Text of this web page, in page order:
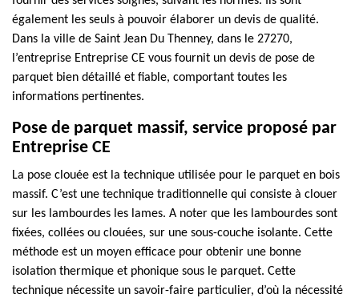
également les seuls à pouvoir élaborer un devis de qualité.
Dans la ville de Saint Jean Du Thenney, dans le 27270,
l’entreprise Entreprise CE vous fournit un devis de pose de
parquet bien détaillé et fiable, comportant toutes les
informations pertinentes.
Pose de parquet massif, service proposé par
Entreprise CE
La pose clouée est la technique utilisée pour le parquet en bois
massif. C’est une technique traditionnelle qui consiste à clouer
sur les lambourdes les lames. A noter que les lambourdes sont
fixées, collées ou clouées, sur une sous-couche isolante. Cette
méthode est un moyen efficace pour obtenir une bonne
isolation thermique et phonique sous le parquet. Cette
technique nécessite un savoir-faire particulier, d’où la nécessité